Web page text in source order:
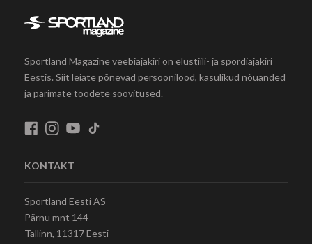
Sportland Magazine veebiajakiri on elustiili- ja spordiajakiri
Eestis. Siit leiate põnevad persoonilood, kasulikud nõuanded
ja parimate toodete soovitused.
KONTAKT
Sportland Eesti AS
Pärnu mnt 144
Tallinn, 11317 Eesti